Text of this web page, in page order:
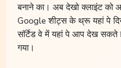
बनाने का। अब देखो क्लाइंट को
Google शीट्स के थ्रू यहां पे
सॉर्टेड वे में यहां पे आप देख सकते
गया।